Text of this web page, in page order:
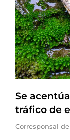
Se
tráfico de
Corresponsal de